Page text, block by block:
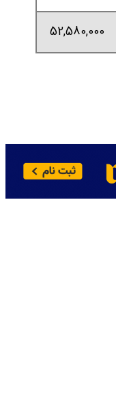
52,580,000